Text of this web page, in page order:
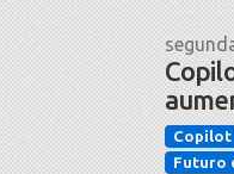
Copilot
Futuro